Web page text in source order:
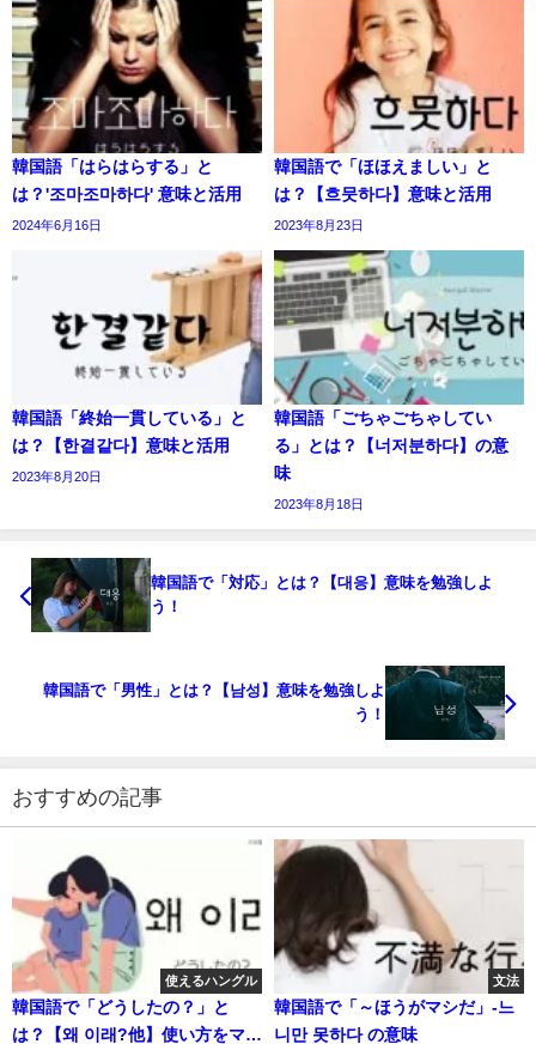
韓国語「はらはらする」と
は？'조마조마하다' 意味と活用
2024年6月16日
韓国語で「ほほえましい」と
は？【흐뭇하다】意味と活用
2023年8月23日
韓国語「終始一貫している」と
は？【한결같다】意味と活用
2023年8月20日
韓国語「ごちゃごちゃしてい
る」とは？【너저분하다】の意
味
2023年8月18日
韓国語で「対応」とは？【대응】意味を勉強しよ
う！
韓国語で「男性」とは？【남성】意味を勉強しよ
う！
おすすめの記事
使えるハングル
韓国語で「どうしたの？」と
は？【왜 이래?他】使い方をマス
文法
韓国語で「～ほうがマシだ」-느
니만 못하다 の意味